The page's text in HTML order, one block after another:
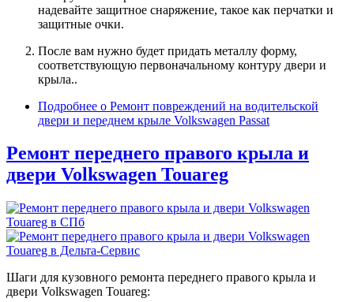
надевайте защитное снаряжение, такое как перчатки и
защитные очки.
После вам нужно будет придать металлу форму,
соответствующую первоначальному контуру двери и
крыла..
Подробнее о Ремонт повреждений на водительской
двери и переднем крыле Volkswagen Passat
Ремонт переднего правого крыла и
двери Volkswagen Touareg
Шаги для кузовного ремонта переднего правого крыла и
двери Volkswagen Touareg: